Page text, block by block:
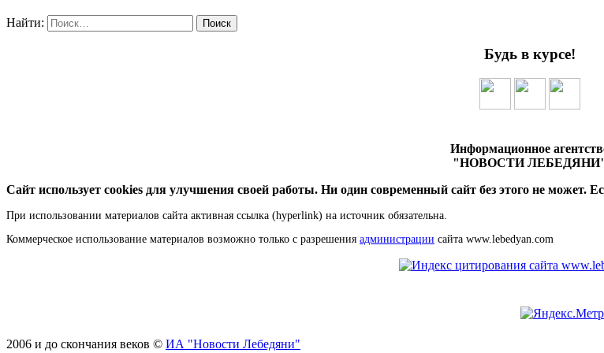
Найти:
Будь в курсе!
Информационное
"НОВОСТИ
Сайт использует cookies для улучшения своей работы. Ни один современный сайт без этого не может.
При использовании материалов сайта активная ссылка (hyperlink) на источник обязательна.
Коммерческое использование материалов возможно только с разрешения администрации сайта www.lebedyan.com
2006 и до скончания веков © ИА "Новости Лебедяни"